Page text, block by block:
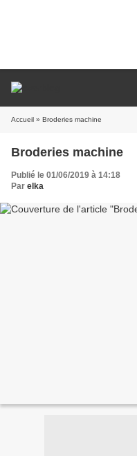
Accueil » Broderies machine
Broderies machine
Publié le 01/06/2019 à 14:18
Par elka